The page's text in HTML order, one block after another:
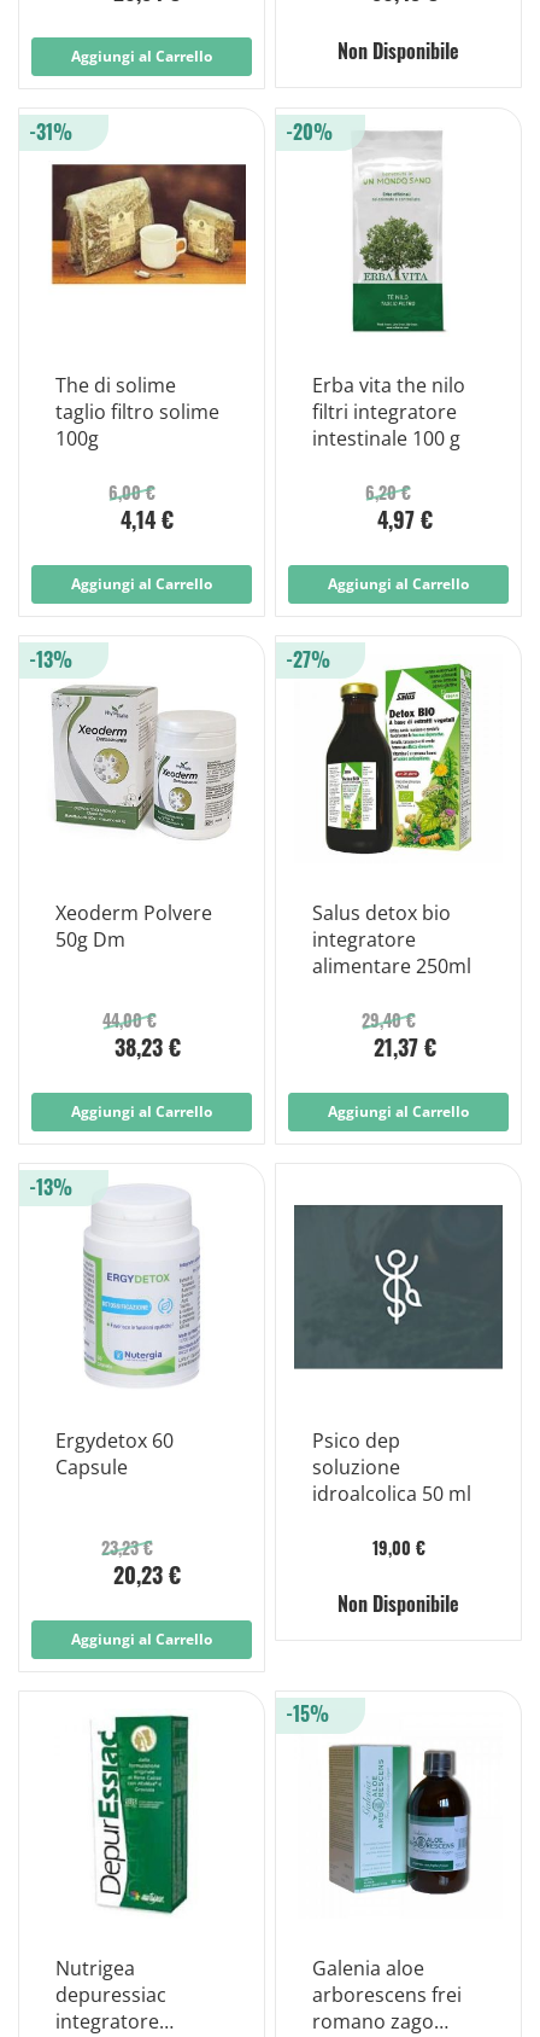
Aggiungi al Carrello Non Disponibile
The di solime
taglio filtro solime
100g
6,00 €
4,14 €
-31%
Aggiungi al Carrello
Erba vita the nilo
filtri integratore
intestinale 100 g
6,20 €
4,97 €
-20%
Aggiungi al Carrello
Xeoderm Polvere
50g Dm
44,00 €
38,23 €
-13%
Aggiungi al Carrello
Salus detox bio
integratore
alimentare 250ml
29,40 €
21,37 €
-27%
Aggiungi al Carrello
Ergydetox 60
Capsule
23,23 €
20,23 €
-13%
Aggiungi al Carrello
Psico dep
soluzione
idroalcolica 50 ml
19,00 €
Non Disponibile
Nutrigea
depuressiac
integratore
Galenia aloe
arborescens frei
romano zago
-15%